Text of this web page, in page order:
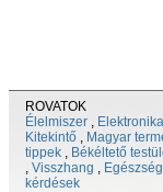
ROVATOK
Élelmiszer , Elektronika
Kitekintő , Magyar
tippek , Békéltető
, Visszhang ,
kérdések